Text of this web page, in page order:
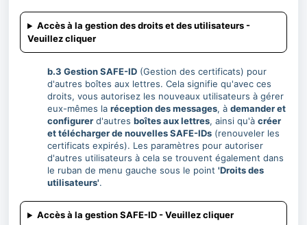
Accès à la gestion des droits et des utilisateurs -
Veuillez cliquer
b.3 Gestion SAFE-ID (Gestion des certificats) pour
d'autres boîtes aux lettres. Cela signifie qu'avec ces
droits, vous autorisez les nouveaux utilisateurs à gérer
eux-mêmes la réception des messages, à demander et
configurer d'autres boîtes aux lettres, ainsi qu'à créer
et télécharger de nouvelles SAFE-IDs (renouveler les
certificats expirés). Les paramètres pour autoriser
d'autres utilisateurs à cela se trouvent également dans
le ruban de menu gauche sous le point 'Droits des
utilisateurs'.
Accès à la gestion SAFE-ID - Veuillez cliquer